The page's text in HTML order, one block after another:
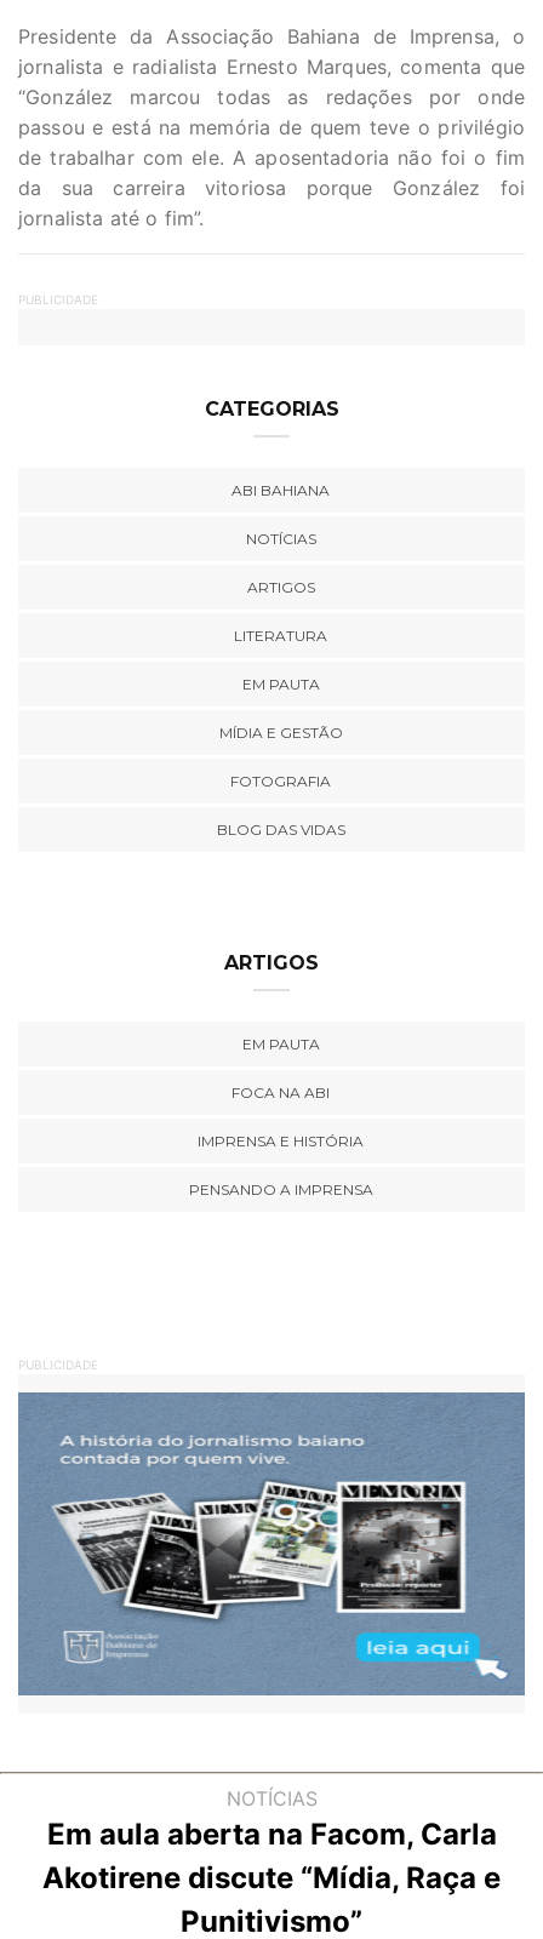
Presidente da Associação Bahiana de Imprensa, o
jornalista e radialista Ernesto Marques, comenta que
“González marcou todas as redações por onde
passou e está na memória de quem teve o privilégio
de trabalhar com ele. A aposentadoria não foi o fim
da sua carreira vitoriosa porque González foi
jornalista até o fim”.
PUBLICIDADE
CATEGORIAS
ABI BAHIANA
NOTÍCIAS
ARTIGOS
LITERATURA
EM PAUTA
MÍDIA E GESTÃO
FOTOGRAFIA
BLOG DAS VIDAS
ARTIGOS
EM PAUTA
FOCA NA ABI
IMPRENSA E HISTÓRIA
PENSANDO A IMPRENSA
PUBLICIDADE
NOTÍCIAS
Em aula aberta na Facom, Carla
Akotirene discute “Mídia, Raça e
Punitivismo”